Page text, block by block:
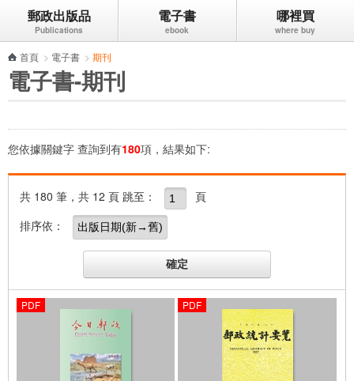
跳到主要內容區塊
郵政出版品 電子書 哪裡買
首頁 > 電子書 > 期刊
電子書-期刊
您依據關鍵字 查詢到有180項，結果如下:
共 180 筆，共 12 頁 跳至：
頁
排序依：